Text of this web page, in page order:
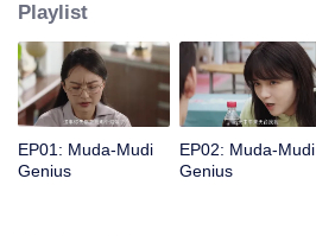
Playlist
EP01: Muda-Mudi
Genius
EP02: Muda-Mudi
Genius